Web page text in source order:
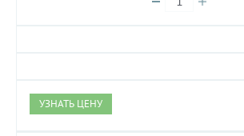
УЗНАТЬ ЦЕНУ